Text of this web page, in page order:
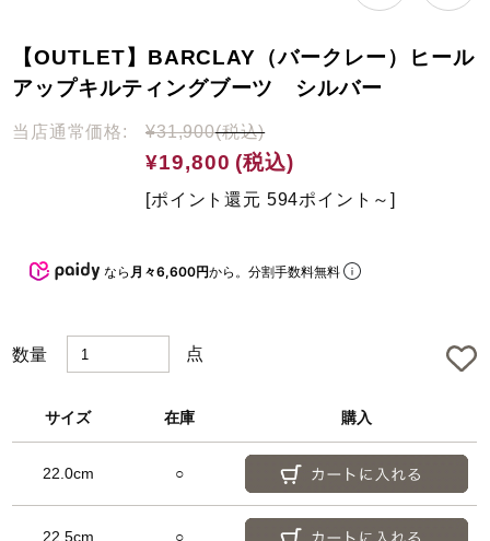
m
p
l
e
【OUTLET】BARCLAY（バークレー）ヒール
アップキルティングブーツ シルバー
当店通常価格: ¥31,900(税込)
¥19,800 (税込)
[ポイント還元 594ポイント～]
なら 月々6,600円から。分割手数料無料
数量 点
サイズ 在庫 購入
22.0cm ○
22.5cm ○